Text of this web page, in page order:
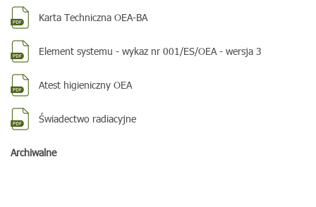
Karta Techniczna OEA-BA
Element systemu - wykaz nr 001/ES/OEA - wersja 3
Atest higieniczny OEA
Świadectwo radiacyjne
Archiwalne